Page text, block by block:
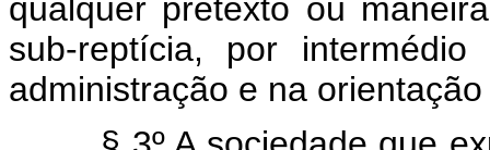
qualquer pretexto ou
sub-reptícia, por
administração e na